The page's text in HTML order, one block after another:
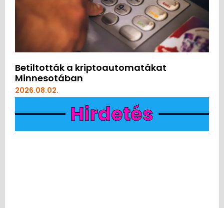
Betiltották a kriptoautomatákat
Minnesotában
2026.08.02.
Hirdetés